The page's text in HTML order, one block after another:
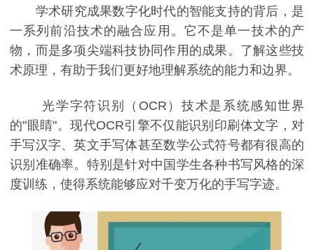
学术研究成果数字化时代的智能支持的背后，是
一系列前沿技术的融合应用。它不是单一技术的产
物，而是多项尖端科技协同作用的成果。了解这些技
术原理，有助于我们更好地理解系统的能力和边界。
光学字符识别（OCR）技术是系统感知世界
的"眼睛"。现代OCR引擎不仅能识别印刷体文字，对
手写汉字、英文手写体甚至数学公式符号都有很高的
识别准确率。特别是针对中国学生各种书写风格的深
度训练，使得系统能够应对千变万化的手写字迹。